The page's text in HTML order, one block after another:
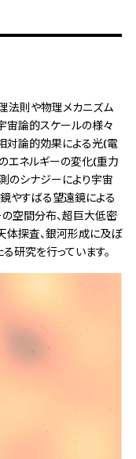
法則や物理メカニズム
宙論的スケールの様々
対論的効果による光(電
エネルギーの変化(重力
のシナジーにより宇宙
やすばる望遠鏡による
空間分布、超巨大低密
体探査、銀河形成に及ぼ
研究を行っています。